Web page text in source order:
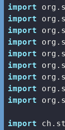
import
import
import
import
import
import
import
import
import
import